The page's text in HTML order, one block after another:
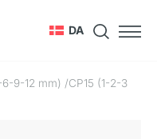
DA
9-12 mm) /CP15 (1-2-3